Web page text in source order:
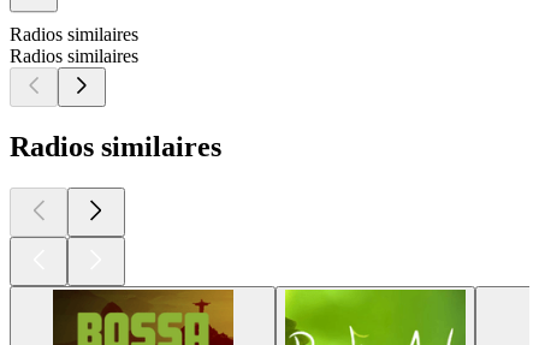
Radios similaires
Radios similaires
Radios similaires